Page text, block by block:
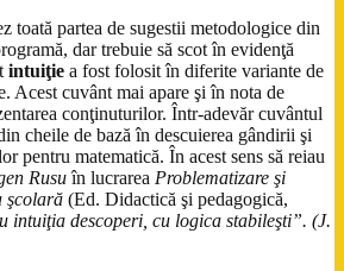
toată partea de sugestii metodologice din
dar trebuie să scot în evidenţă
intuiţie a fost folosit în diferite variante de
Acest cuvânt mai apare şi în nota de
conţinuturilor. Într-adevăr cuvântul
cheile de bază în descuierea gândirii şi
pentru matematică. În acest sens să reiau
Rusuîn lucrarea Problematizare şi
şcolară (Ed. Didactică şi pedagogică,
intuiţia descoperi, cu logica stabileşti”. (J.